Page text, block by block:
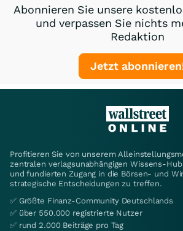
Abonnieren Sie unsere
und verpassen Sie nichts
Redaktion
Jetzt
Profitieren Sie von unserem
zentralen verlagsunabhängigen Wissens-
und fundierten Zugang in die Börsen- und
strategische Entscheidungen zu treffen.
✅ Größte Finanz-Community Deutschlands
✅ über 550.000 registrierte Nutzer
✅ rund 2.000 Beiträge pro Tag